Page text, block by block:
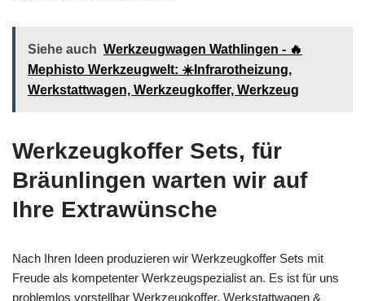
Siehe auch Werkzeugwagen Wathlingen - 🔥
Mephisto Werkzeugwelt: ☀️Infrarotheizung,
Werkstattwagen, Werkzeugkoffer, Werkzeug
Werkzeugkoffer Sets, für
Bräunlingen warten wir auf
Ihre Extrawünsche
Nach Ihren Ideen produzieren wir Werkzeugkoffer Sets mit
Freude als kompetenter Werkzeugspezialist an. Es ist für uns
problemlos vorstellbar Werkzeugkoffer, Werkstattwagen &